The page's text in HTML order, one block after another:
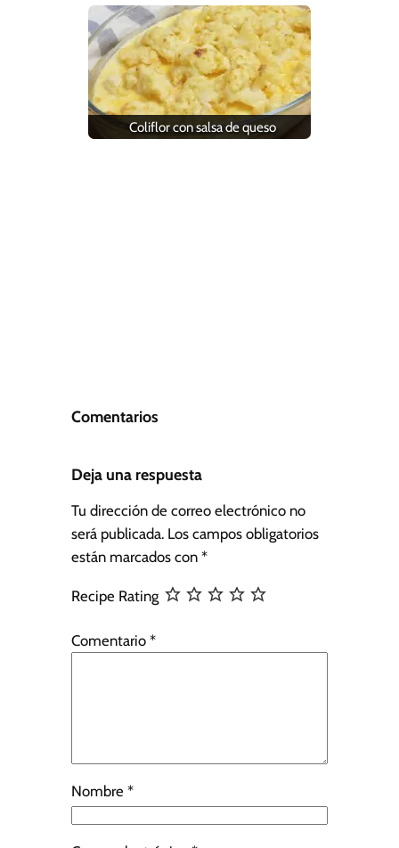
Coliflor con salsa de queso
Comentarios
Deja una respuesta
Tu dirección de correo electrónico no
será publicada. Los campos obligatorios
están marcados con *
Recipe Rating
Comentario *
Nombre *